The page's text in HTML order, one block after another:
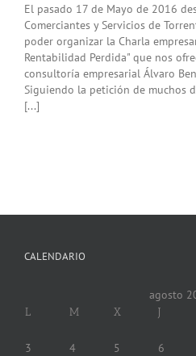
El pasado 17 de Mayo de 2016
Comerciantes y Servicios de
poder organizar la Charla
Rentabilidad Perdida" que nos
consultoría empresarial Álvaro
Siguiendo la petición de muchos
[...]
CALENDARIO
agosto
L M X J
3
4 5 6